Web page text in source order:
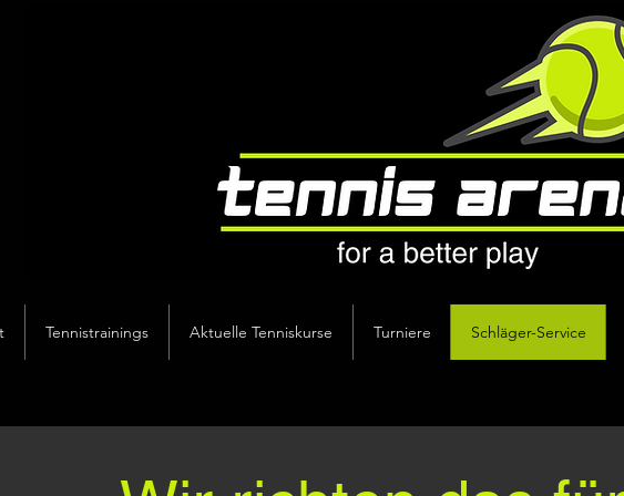
Tennistrainings Aktuelle Tenniskurse Turniere Schläger-Service